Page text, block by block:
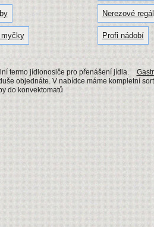
myčky
Nerezové
Profi nádobí
termo jídlonosiče pro přenášení jídla.
objednáte. V nabídce máme kompletní
do konvektomatů